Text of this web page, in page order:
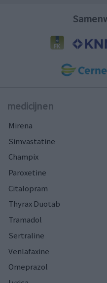
medicijnen
Mirena
Simvastatine
Champix
Paroxetine
Citalopram
Thyrax Duotab
Tramadol
Sertraline
Venlafaxine
Omeprazol